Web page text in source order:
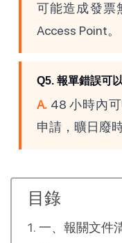
可能造成發票
Access Point。
Q5. 報單錯誤可
A. 48 小時內
申請，曠日廢時
目錄
一、報關文件